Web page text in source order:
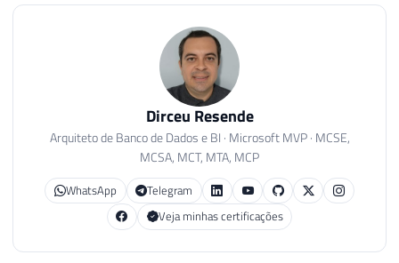
Dirceu Resende
Arquiteto de Banco de Dados e BI · Microsoft MVP · MCSE,
MCSA, MCT, MTA, MCP
WhatsApp
Telegram
Veja minhas certificações